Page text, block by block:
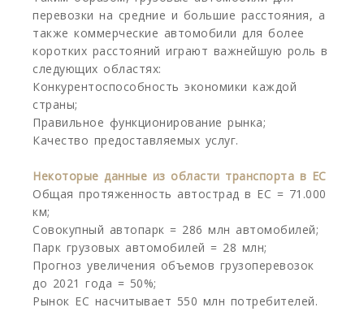
перевозки на средние и большие расстояния, а
также коммерческие автомобили для более
коротких расстояний играют важнейшую роль в
следующих областях:
Конкурентоспособность экономики каждой
страны;
Правильное функционирование рынка;
Качество предоставляемых услуг.
Некоторые данные из области транспорта в ЕС
Общая протяженность автострад в ЕС = 71.000
км;
Совокупный автопарк = 286 млн автомобилей;
Парк грузовых автомобилей = 28 млн;
Прогноз увеличения объемов грузоперевозок
до 2021 года = 50%;
Рынок ЕС насчитывает 550 млн потребителей.